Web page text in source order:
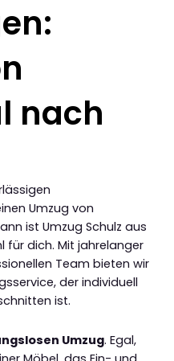
nach
Umzug von
ist Umzug Schulz aus
für dich. Mit jahrelanger
Team bieten wir
der individuell
ist.
Umzug. Egal,